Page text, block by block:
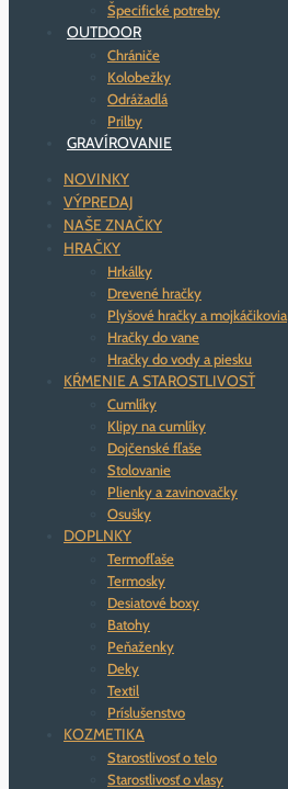
Špecifické potreby
OUTDOOR
Chrániče
Kolobežky
Odrážadlá
Prilby
GRAVÍROVANIE
NOVINKY
VÝPREDAJ
NAŠE ZNAČKY
HRAČKY
Hrkálky
Drevené hračky
Plyšové hračky a mojkáčikovia
Hračky do vane
Hračky do vody a piesku
KŔMENIE A STAROSTLIVOSŤ
Cumlíky
Klipy na cumlíky
Dojčenské fľaše
Stolovanie
Plienky a zavinovačky
Osušky
DOPLNKY
Termofľaše
Termosky
Desiatové boxy
Batohy
Peňaženky
Deky
Textil
Príslušenstvo
KOZMETIKA
Starostlivosť o telo
Starostlivosť o vlasy